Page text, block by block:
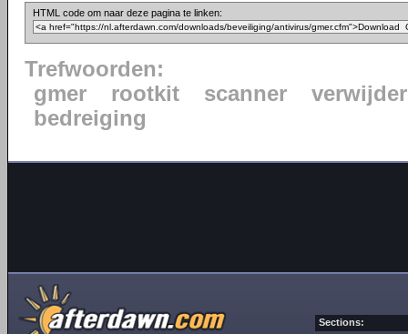
HTML code om naar deze pagina te linken:
Trefwoorden:
gmer
rootkit scanner
bedreiging
Sections: